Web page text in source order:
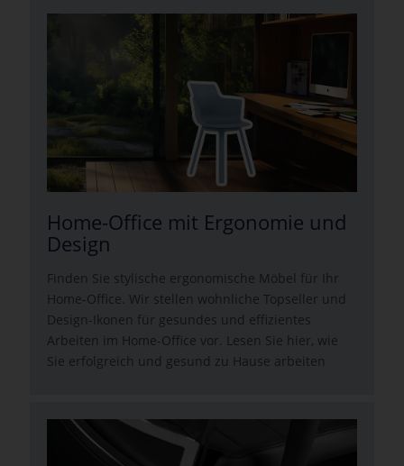
Home-Office mit Ergonomie und
Design
Finden Sie stylische ergonomische Möbel für Ihr
Home-Office. Wir stellen wohnliche Topseller und
Design-Ikonen für gesundes und effizientes
Arbeiten im Home-Office vor. Lesen Sie hier, wie
Sie erfolgreich und gesund zu Hause arbeiten